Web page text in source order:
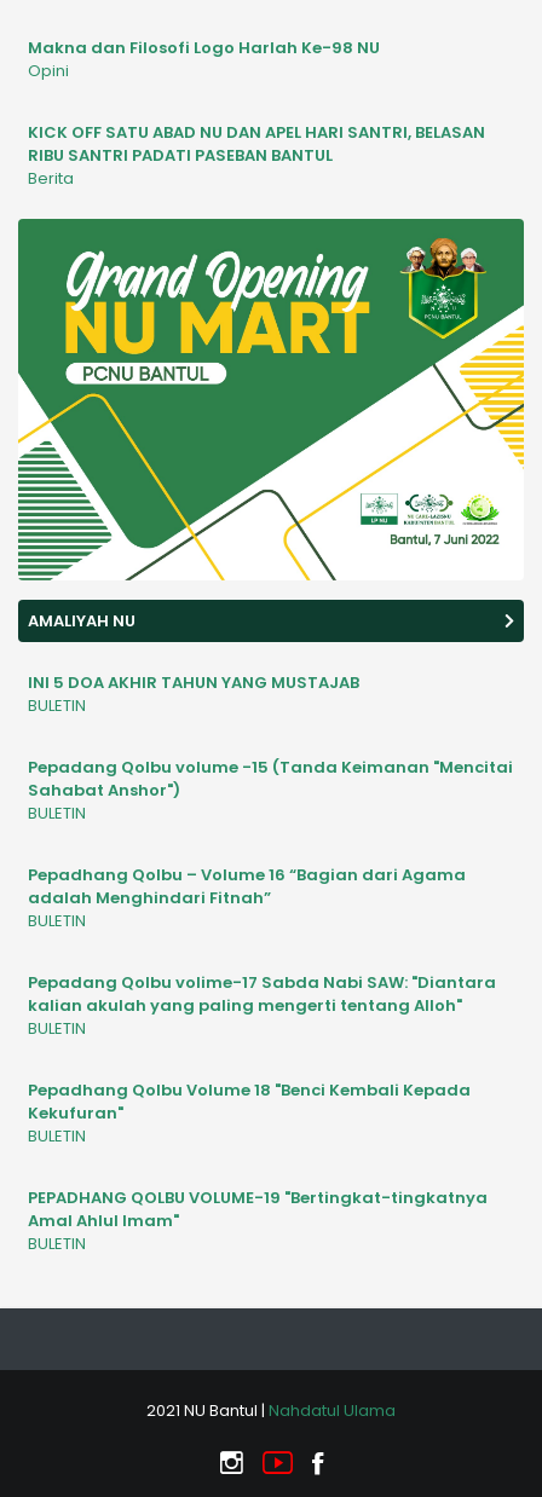
Makna dan Filosofi Logo Harlah Ke-98 NU
Opini
KICK OFF SATU ABAD NU DAN APEL HARI SANTRI, BELASAN
RIBU SANTRI PADATI PASEBAN BANTUL
Berita
AMALIYAH NU
INI 5 DOA AKHIR TAHUN YANG MUSTAJAB
BULETIN
Pepadang Qolbu volume -15 (Tanda Keimanan "Mencitai
Sahabat Anshor")
BULETIN
Pepadhang Qolbu – Volume 16 “Bagian dari Agama
adalah Menghindari Fitnah”
BULETIN
Pepadang Qolbu volime-17 Sabda Nabi SAW: "Diantara
kalian akulah yang paling mengerti tentang Alloh"
BULETIN
Pepadhang Qolbu Volume 18 "Benci Kembali Kepada
Kekufuran"
BULETIN
PEPADHANG QOLBU VOLUME-19 "Bertingkat-tingkatnya
Amal Ahlul Imam"
BULETIN
2021 NU Bantul | Nahdatul Ulama